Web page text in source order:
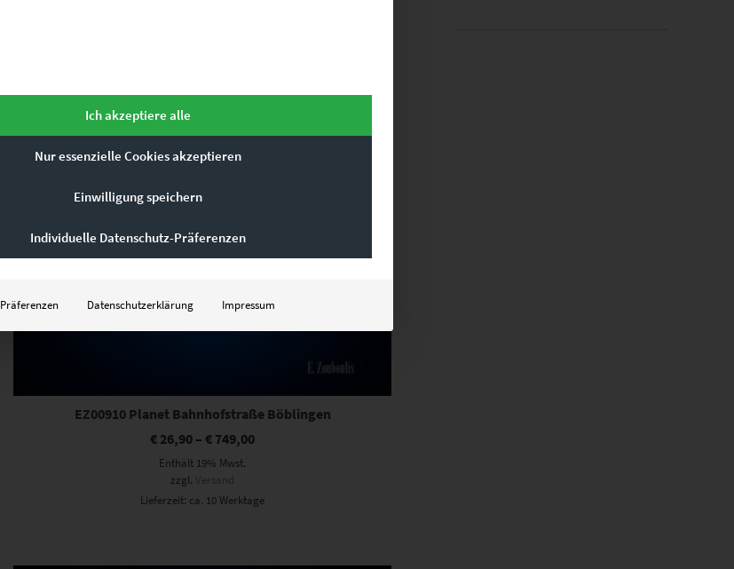
EZ00910 Planet Bahnhofstraße Böblingen
€ 26,90 –€ 749,00
Enthält 19% Mwst.
zzgl.Versand
Lieferzeit: ca. 10 Werktage
Dieses Produkt weist mehrere Varianten auf. Die Optionen können auf der Produktseite gewählt werden
Ich akzeptiere alle
Nur essenzielle Cookies akzeptieren
Einwilligung speichern
Individuelle Datenschutz-Präferenzen
Präferenzen Datenschutzerklärung Impressum